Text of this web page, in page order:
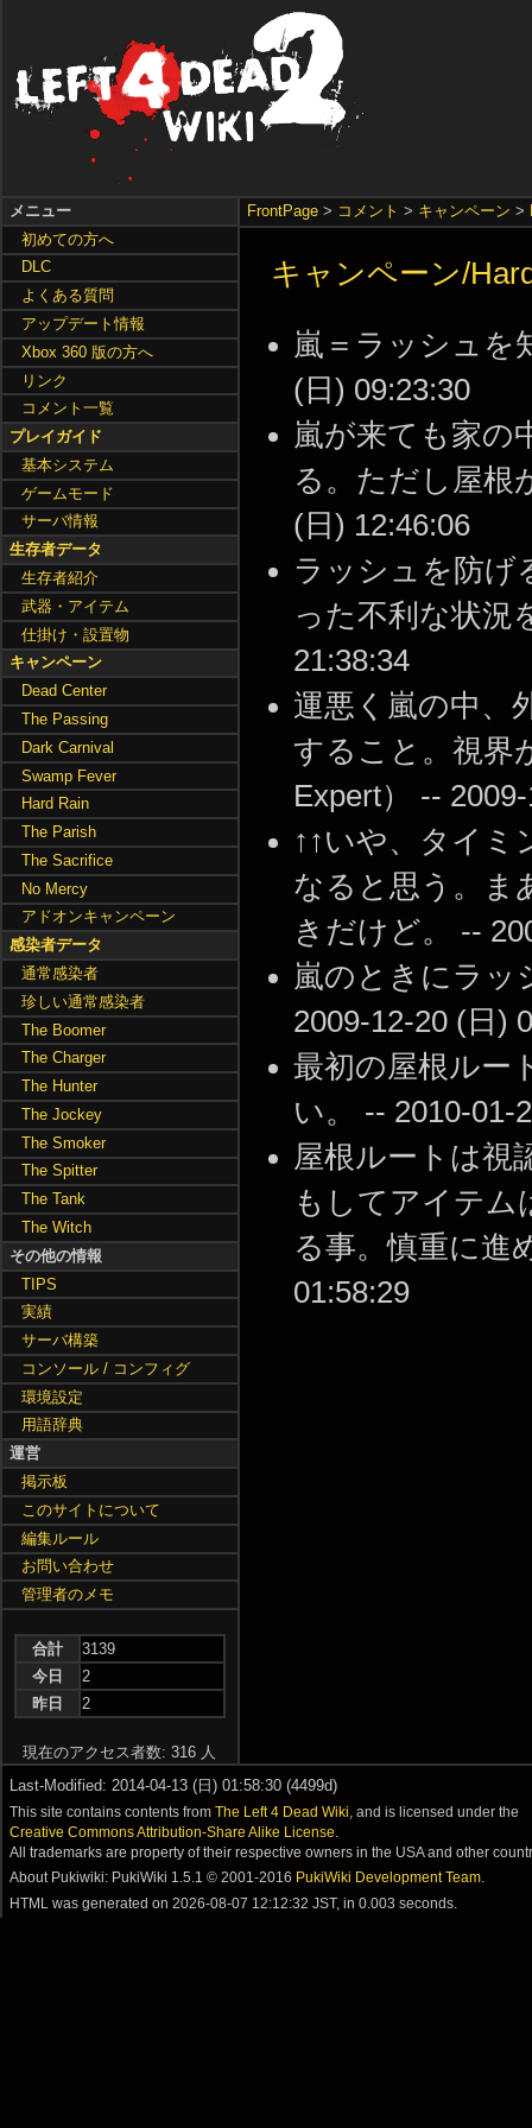
FrontPage > コメント > キャンペーン >
キャンペーン/
嵐＝ラッシュを
(日) 09:23:30
嵐が来ても家の
る。ただし屋根
(日) 12:46:06
ラッシュを防げ
った不利な状況
21:38:34
運悪く嵐の中、
すること。視界
Expert） --
↑↑いや、タイミ
なると思う。ま
きだけど。 --
嵐のときにラッ
2009-12-20 (日)
最初の屋根ルー
い。 -- 2010-01-
屋根ルートは視
もしてアイテム
る事。慎重に進
01:58:29
メニュー
初めての方へ
DLC
よくある質問
アップデート情報
Xbox 360 版の方へ
リンク
コメント一覧
プレイガイド
基本システム
ゲームモード
サーバ情報
生存者データ
生存者紹介
武器・アイテム
仕掛け・設置物
キャンペーン
Dead Center
The Passing
Dark Carnival
Swamp Fever
Hard Rain
The Parish
The Sacrifice
No Mercy
アドオンキャンペーン
感染者データ
通常感染者
珍しい通常感染者
The Boomer
The Charger
The Hunter
The Jockey
The Smoker
The Spitter
The Tank
The Witch
その他の情報
TIPS
実績
サーバ構築
コンソール / コンフィグ
環境設定
用語辞典
運営
掲示板
このサイトについて
編集ルール
お問い合わせ
管理者のメモ
合計
3139
今日
2
昨日
2
現在のアクセス者数: 316 人
Last-Modified: 2014-04-13 (日) 01:58:30 (4499d)
This site contains contents fromThe Left 4 Dead Wiki , and is licensed under the
Creative Commons Attribution-Share Alike License
All trademarks are property of their respective owners in the USA and other
About Pukiwiki: PukiWiki 1.5.1 © 2001-2016 PukiWiki Development Team.
HTML was generated on2026-08-07 12:12:32 JST , in 0.003 seconds.